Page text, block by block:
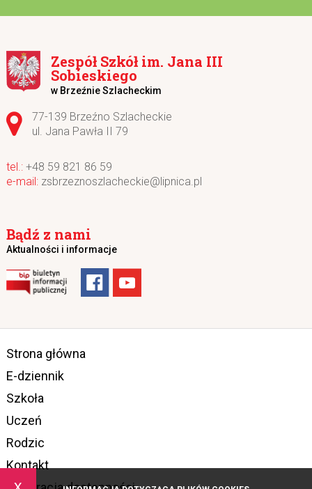
Zespół Szkół im. Jana III
Sobieskiego
w Brzeźnie Szlacheckim
Adres pocztowy:
77-139 Brzeźno Szlacheckie
ul. Jana Pawła II 79
+48 59 821 86 59
zsbrzeznoszlacheckie@lipnica.pl
Bądź z nami
Aktualności i informacje
Strona główna
E-dziennik
Szkoła
Uczeń
Rodzic
Kontakt